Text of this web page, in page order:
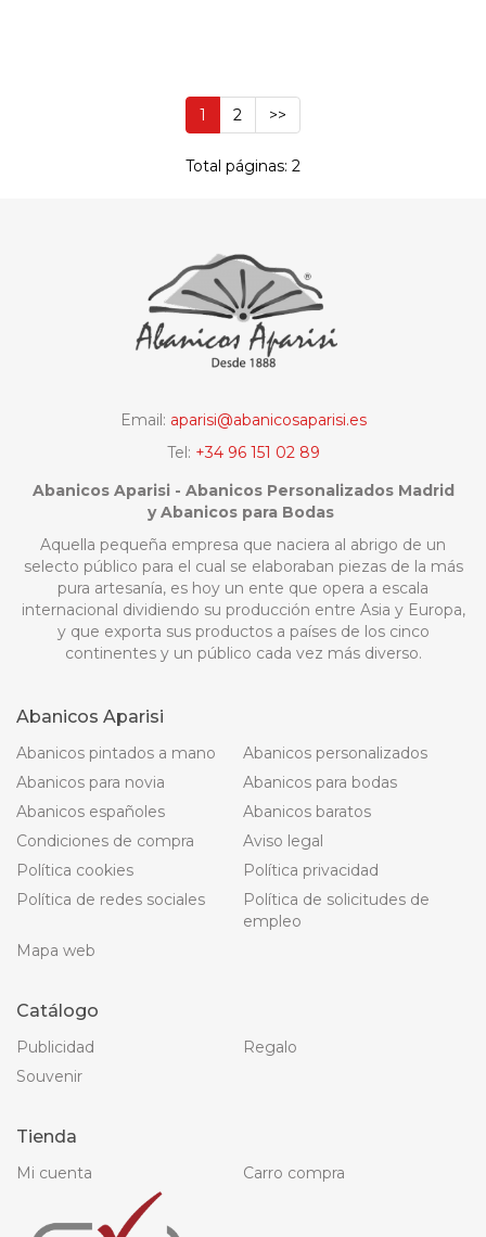
1 2 >>
Total páginas: 2
Email: aparisi@abanicosaparisi.es
Tel: +34 96 151 02 89
Abanicos Aparisi - Abanicos Personalizados Madrid
y Abanicos para Bodas
Aquella pequeña empresa que naciera al abrigo de un
selecto público para el cual se elaboraban piezas de la más
pura artesanía, es hoy un ente que opera a escala
internacional dividiendo su producción entre Asia y Europa,
y que exporta sus productos a países de los cinco
continentes y un público cada vez más diverso.
Abanicos Aparisi
Abanicos pintados a mano
Abanicos personalizados
Abanicos para novia
Abanicos para bodas
Abanicos españoles
Abanicos baratos
Condiciones de compra
Aviso legal
Política cookies
Política privacidad
Política de redes sociales
Política de solicitudes de
empleo
Mapa web
Catálogo
Publicidad
Regalo
Souvenir
Tienda
Mi cuenta Carro compra